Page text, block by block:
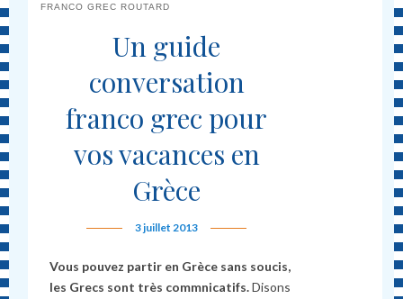
FRANCO GREC ROUTARD
Un guide
conversation
franco grec pour
vos vacances en
Grèce
3 juillet 2013
Vous pouvez partir en Grèce sans soucis,
les Grecs sont très commnicatifs.Disons